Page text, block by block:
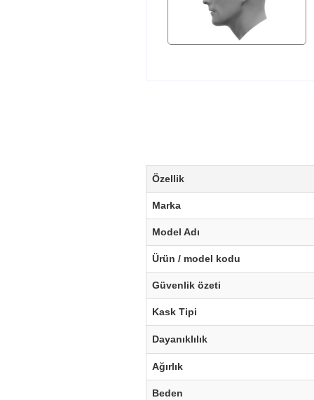
Özellik
Marka
Model Adı
Ürün / model kodu
Güvenlik özeti
Kask Tipi
Dayanıklılık
Ağırlık
Beden